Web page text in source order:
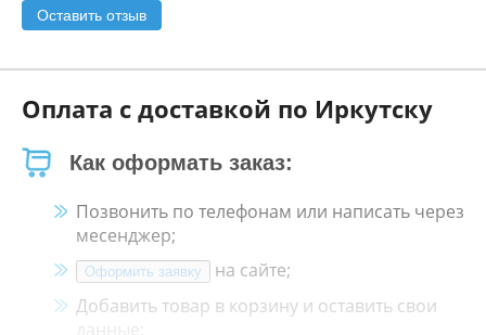
Оставить отзыв
Оплата с доставкой по Иркутску
Как оформать заказ:
Позвонить по телефонам или написать через
месенджер;
Оформить заявку
на сайте;
Добавить товар в корзину и оставить свои
данные;